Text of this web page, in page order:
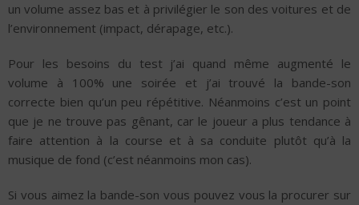
un volume assez bas et à privilégier le son des voitures et de
l’environnement (impact, dérapage, etc.).
Pour les besoins du test j’ai quand même augmenté le
volume à 100% une soirée et j’ai trouvé la bande-son
correcte bien qu’un peu répétitive. Néanmoins c’est un point
que je ne trouve pas gênant, car le joueur a plus tendance à
faire attention à la course et à sa conduite plutôt qu’à la
musique de fond (c’est néanmoins mon cas).
Si vous aimez la bande-son vous pouvez vous la procurer sur